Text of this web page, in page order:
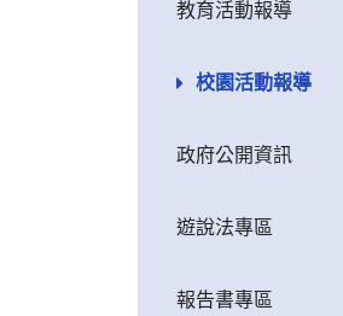
教育活動報導
校園活動報導
政府公開資訊
遊說法專區
報告書專區